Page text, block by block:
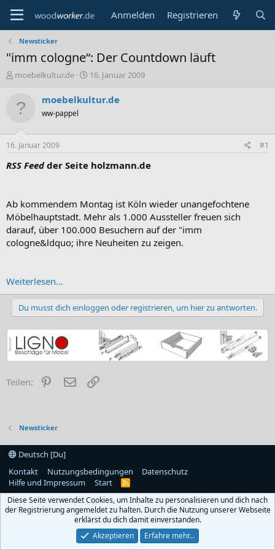
Anmelden Registrieren
Newsticker
"imm cologne“: Der Countdown läuft
E
t
e
r
moebelkultur.de
E
s
a
16. Januar 2009
moebelkultur.de
ww-pappel
16. Januar 2009 #1
RSS Feedder Seite holzmann.de
Ab kommendem Montag ist Köln wieder unangefochtene
Möbelhauptstadt. Mehr als 1.000 Aussteller freuen sich
darauf, über 100.000 Besuchern auf der "imm
cologne&ldquo; ihre Neuheiten zu zeigen.
Weiterlesen...
Du musst dich einloggen oder registrieren, um hier zu antworten.
Teilen: PinterestE-Mail
Newsticker
Deutsch [Du]
Kontakt
Nutzungsbedingungen
Datenschutz
Hilfe und Impressum
Start
R
S
Diese Seite verwendet Cookies, um Inhalte zu personalisieren und dich nach
der Registrierung angemeldet zu halten. Durch die Nutzung unserer Webseite
erklärst du dich damit einverstanden.
Akzeptieren
Erfahre mehr…